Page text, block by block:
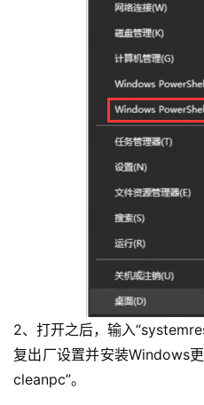
2、打开之后，输入
复出厂设置并安装Windows
cleanpc”。